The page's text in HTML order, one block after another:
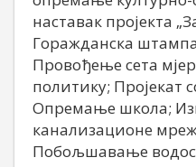
наставак пројекта
Горажданска
Провођење сета
политику; Пројекат
Опремање школа;
канализационе
Побољшавање